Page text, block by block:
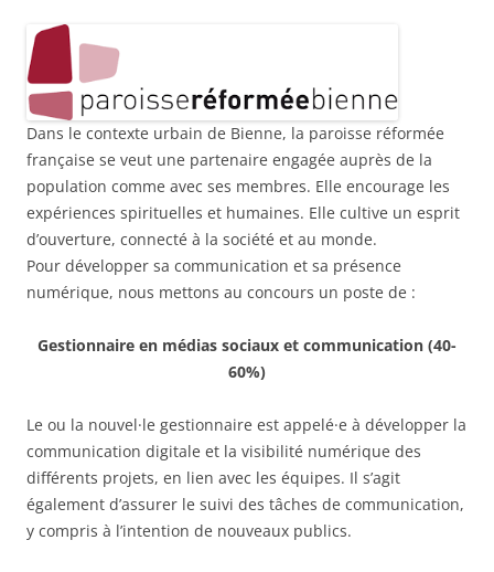
Dans le contexte urbain de Bienne, la paroisse réformée
française se veut une partenaire engagée auprès de la
population comme avec ses membres. Elle encourage les
expériences spirituelles et humaines. Elle cultive un esprit
d’ouverture, connecté à la société et au monde.
Pour développer sa communication et sa présence
numérique, nous mettons au concours un poste de :
Gestionnaire en médias sociaux et communication (40-
60%)
Le ou la nouvel·le gestionnaire est appelé·e à développer la
communication digitale et la visibilité numérique des
différents projets, en lien avec les équipes. Il s’agit
également d’assurer le suivi des tâches de communication,
y compris à l’intention de nouveaux publics.